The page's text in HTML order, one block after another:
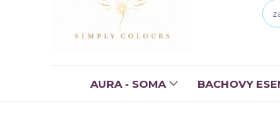
AURA - SOMA BACHOVY